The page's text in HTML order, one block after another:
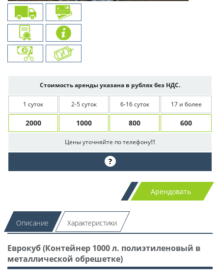
Стоимость аренды указана в рублях без НДС.
1 суток 2-5 суток 6-16 суток 17 и более
2000 1000 800 600
Цены уточняйте по телефону!!!
?
Арендовать
Описание Характеристики
Еврокуб (Контейнер 1000 л. полиэтиленовый в
металлической обрешетке)